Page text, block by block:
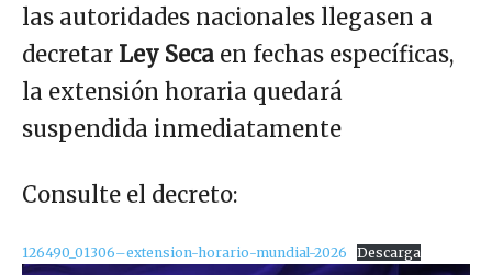
las autoridades nacionales llegasen a
decretar Ley Seca en fechas específicas,
la extensión horaria quedará
suspendida inmediatamente
Consulte el decreto:
126490_01306–extension-horario-mundial-2026 Descarga